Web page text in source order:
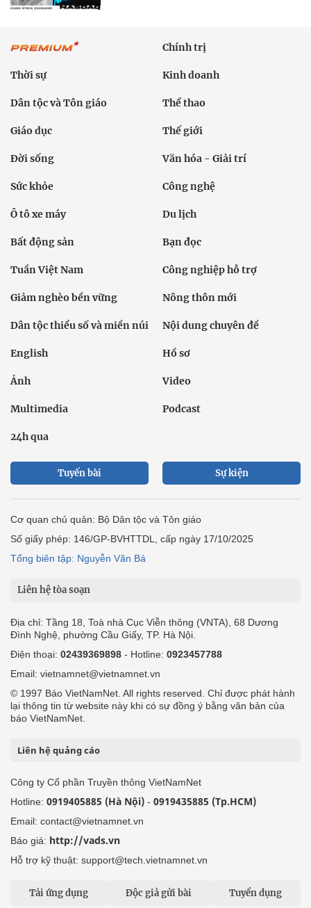
Chính trị
Thời sự Kinh doanh
Dân tộc và Tôn giáo Thể thao
Giáo dục Thế giới
Đời sống Văn hóa - Giải trí
Sức khỏe Công nghệ
Ô tô xe máy Du lịch
Bất động sản Bạn đọc
Tuần Việt Nam Công nghiệp hỗ trợ
Giảm nghèo bền vững Nông thôn mới
Dân tộc thiểu số và miền núi Nội dung chuyên đề
English Hồ sơ
Ảnh Video
Multimedia Podcast
24h qua
Tuyến bài Sự kiện
Cơ quan chủ quản: Bộ Dân tộc và Tôn giáo
Số giấy phép: 146/GP-BVHTTDL, cấp ngày 17/10/2025
Tổng biên tập: Nguyễn Văn Bá
Liên hệ tòa soạn
Địa chỉ: Tầng 18, Toà nhà Cục Viễn thông (VNTA), 68 Dương
Đình Nghệ, phường Cầu Giấy, TP. Hà Nội.
Điện thoại: 02439369898 - Hotline: 0923457788
Email: vietnamnet@vietnamnet.vn
© 1997 Báo VietNamNet. All rights reserved. Chỉ được phát hành
lại thông tin từ website này khi có sự đồng ý bằng văn bản của
báo VietNamNet.
Liên hệ quảng cáo
Công ty Cổ phần Truyền thông VietNamNet
Hotline: 0919405885 (Hà Nội) - 0919435885 (Tp.HCM)
Email: contact@vietnamnet.vn
Báo giá: http://vads.vn
Hỗ trợ kỹ thuật: support@tech.vietnamnet.vn
Tải ứng dụng Độc giả gửi bài Tuyển dụng